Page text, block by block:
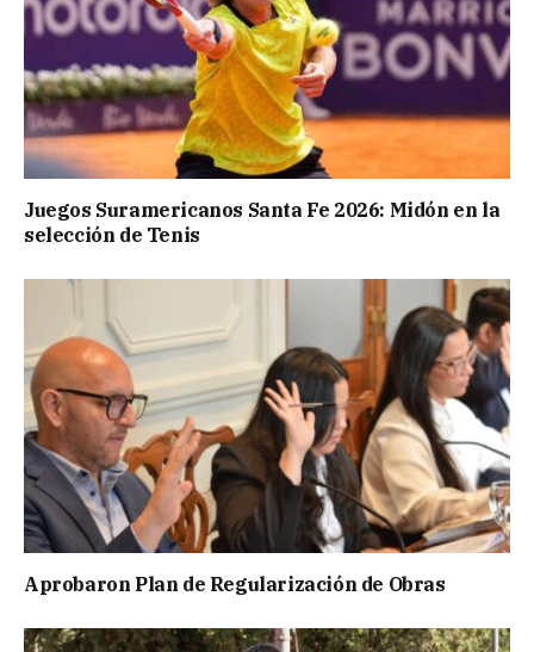
Juegos Suramericanos Santa Fe 2026: Midón en la
selección de Tenis
Aprobaron Plan de Regularización de Obras